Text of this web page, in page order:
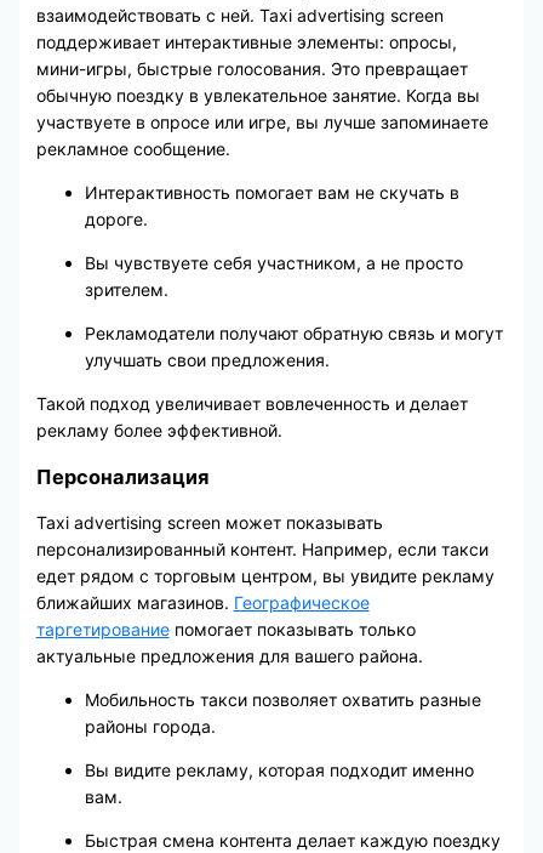
взаимодействовать с ней. Taxi advertising screen
поддерживает интерактивные элементы: опросы,
мини-игры, быстрые голосования. Это превращает
обычную поездку в увлекательное занятие. Когда вы
участвуете в опросе или игре, вы лучше запоминаете
рекламное сообщение.
Интерактивность помогает вам не скучать в
дороге.
Вы чувствуете себя участником, а не просто
зрителем.
Рекламодатели получают обратную связь и могут
улучшать свои предложения.
Такой подход увеличивает вовлеченность и делает
рекламу более эффективной.
Персонализация
Taxi advertising screen может показывать
персонализированный контент. Например, если такси
едет рядом с торговым центром, вы увидите рекламу
ближайших магазинов. Географическое
таргетированиепомогает показывать только
актуальные предложения для вашего района.
Мобильность такси позволяет охватить разные
районы города.
Вы видите рекламу, которая подходит именно
вам.
Быстрая смена контента делает каждую поездку